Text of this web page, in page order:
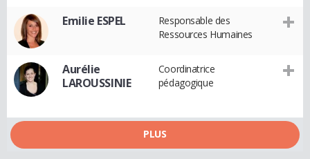
Emilie ESPEL
Responsable des
Ressources Humaines
Aurélie
LAROUSSINIE
Coordinatrice
pédagogique
PLUS